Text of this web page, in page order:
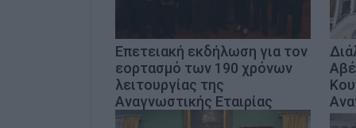
Επετειακή εκδήλωση για τον
εορτασμό των 190 χρόνων
λειτουργίας της
Αναγνωστικής Εταιρίας